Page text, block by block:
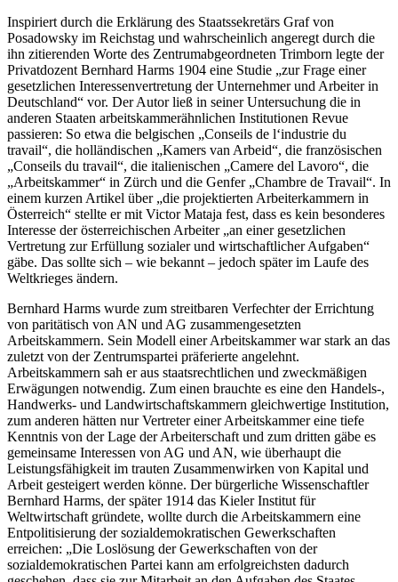
Inspiriert durch die Erklärung des Staatssekretärs Graf von
Posadowsky im Reichstag und wahrscheinlich angeregt durch die
ihn zitierenden Worte des Zentrumabgeordneten Trimborn legte der
Privatdozent Bernhard Harms 1904 eine Studie „zur Frage einer
gesetzlichen Interessenvertretung der Unternehmer und Arbeiter in
Deutschland“ vor. Der Autor ließ in seiner Untersuchung die in
anderen Staaten arbeitskammerähnlichen Institutionen Revue
passieren: So etwa die belgischen „Conseils de l‘industrie du
travail“, die holländischen „Kamers van Arbeid“, die französischen
„Conseils du travail“, die italienischen „Camere del Lavoro“, die
„Arbeitskammer“ in Zürch und die Genfer „Chambre de Travail“. In
einem kurzen Artikel über „die projektierten Arbeiterkammern in
Österreich“ stellte er mit Victor Mataja fest, dass es kein besonderes
Interesse der österreichischen Arbeiter „an einer gesetzlichen
Vertretung zur Erfüllung sozialer und wirtschaftlicher Aufgaben“
gäbe. Das sollte sich – wie bekannt – jedoch später im Laufe des
Weltkrieges ändern.
Bernhard Harms wurde zum streitbaren Verfechter der Errichtung
von paritätisch von AN und AG zusammengesetzten
Arbeitskammern. Sein Modell einer Arbeitskammer war stark an das
zuletzt von der Zentrumspartei präferierte angelehnt.
Arbeitskammern sah er aus staatsrechtlichen und zweckmäßigen
Erwägungen notwendig. Zum einen brauchte es eine den Handels-,
Handwerks- und Landwirtschaftskammern gleichwertige Institution,
zum anderen hätten nur Vertreter einer Arbeitskammer eine tiefe
Kenntnis von der Lage der Arbeiterschaft und zum dritten gäbe es
gemeinsame Interessen von AG und AN, wie überhaupt die
Leistungsfähigkeit im trauten Zusammenwirken von Kapital und
Arbeit gesteigert werden könne. Der bürgerliche Wissenschaftler
Bernhard Harms, der später 1914 das Kieler Institut für
Weltwirtschaft gründete, wollte durch die Arbeitskammern eine
Entpolitisierung der sozialdemokratischen Gewerkschaften
erreichen: „Die Loslösung der Gewerkschaften von der
sozialdemokratischen Partei kann am erfolgreichsten dadurch